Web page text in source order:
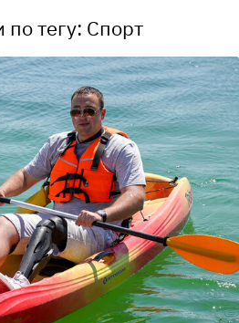
по тегу: Спорт